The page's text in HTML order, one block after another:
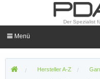
Der Spezialist
Menü
Hersteller A-Z